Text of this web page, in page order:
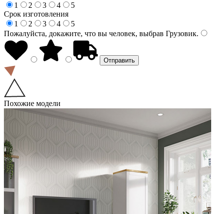
1
2 3 4
5
Срок изготовления
1
2 3 4
5
Пожалуйста, докажите, что вы человек, выбрав Грузовик.
Похожие модели